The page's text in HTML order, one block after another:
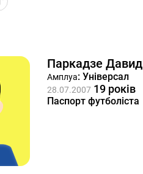
Паркадзе Давид
Амплуа: Універсал
28.07.2007 19 років
Паспорт футболіста